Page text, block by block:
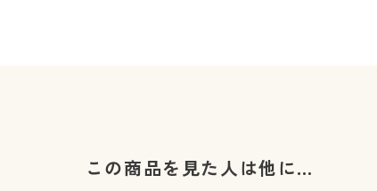
この商品を見た人は他に…